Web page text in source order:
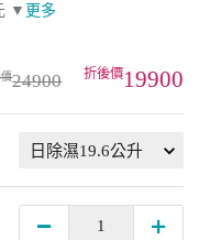
▼ 更多
24900 19900